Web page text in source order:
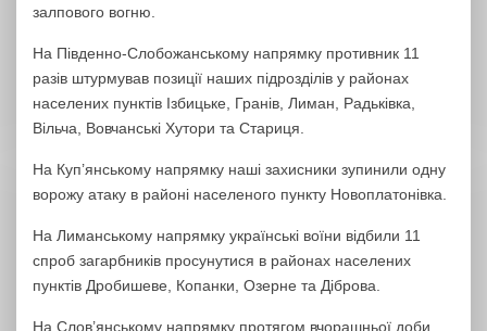
залпового вогню.
На Південно-Слобожанському напрямку противник 11
разів штурмував позиції наших підрозділів у районах
населених пунктів Ізбицьке, Гранів, Лиман, Радьківка,
Вільча, Вовчанські Хутори та Стариця.
На Куп’янському напрямку наші захисники зупинили одну
ворожу атаку в районі населеного пункту Новоплатонівка.
На Лиманському напрямку українські воїни відбили 11
спроб загарбників просунутися в районах населених
пунктів Дробишеве, Копанки, Озерне та Діброва.
На Слов’янському напрямку протягом вчорашньої доби